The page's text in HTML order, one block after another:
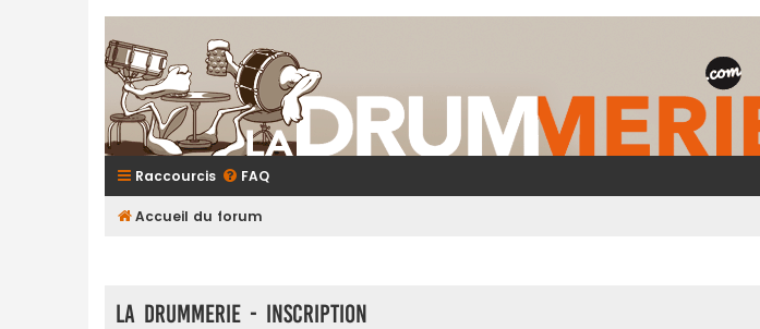
Raccourcis FAQ
Accueil du forum
La Drummerie - Inscription